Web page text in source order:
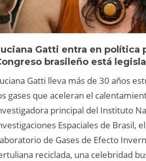
Gatti entra en política
brasileño está
Gatti lleva más de 30 años
gases que aceleran el
principal del Instituto
Espaciales de Brasil,
de Gases de Efecto
reciclada, una celebridad